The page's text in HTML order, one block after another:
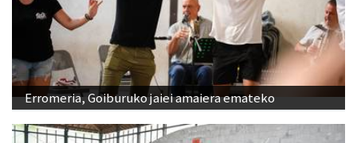
Erromeria, Goiburuko jaiei amaiera emateko